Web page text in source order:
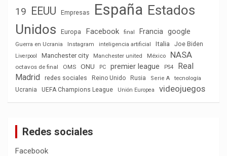
19 EEUU Empresas España Estados
Unidos
Europa Facebook final Francia google
Guerra en Ucrania Instagram inteligencia artificial Italia Joe Biden
Liverpool Manchester city Manchester united México NASA
octavos de final OMS ONU PC premier league PS4
Real
Madrid
redes sociales Reino Unido Rusia Serie A
tecnología
Ucrania
UEFA Champions League Unión Europea videojuegos
Redes sociales
Facebook